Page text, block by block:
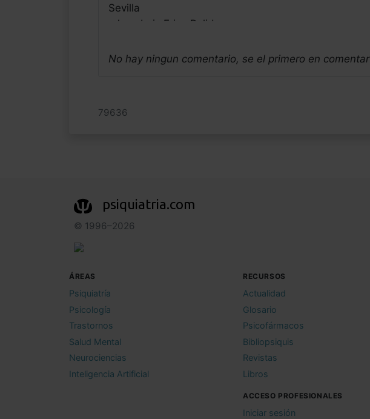
Sevilla
Jose Luis Frias Pulido
Fecha: 29/05/2026
No hay ningun comentario, se el primero en comentar
79636
psiquiatria.com
© 1996–2026
ÁREAS
Psiquiatría
Psicología
Trastornos
Salud Mental
Neurociencias
Inteligencia Artificial
RECURSOS
Actualidad
Glosario
Psicofármacos
Bibliopsiquis
Revistas
Libros
ACCESO PROFESIONALES
Iniciar sesión